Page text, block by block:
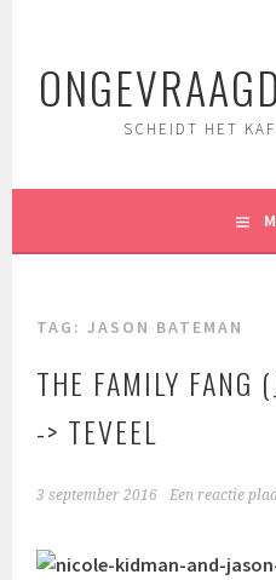
inhoud
SCHEIDT HET
TAG:JASON BATEMAN
THE FAMILY FANG
-> TEVEEL
3 september 2016 Een reactie